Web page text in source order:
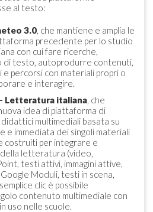
al testo:
3.0, che mantiene e amplia le
precedente per lo studio
con cui fare ricerche,
di testo, autoprodurre contenuti,
percorsi con materiali propri o
e interagire.
- Letteratura italiana, che
idea di piattaforma di
multimediali basata su
e immediata dei singoli materiali
costruiti per integrare e
letteratura (video,
testi attivi, immagini attive,
Moduli, testi in scena,
clic è possibile
contenuto multimediale con
uso nelle scuole.